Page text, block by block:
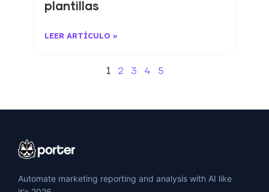
plantillas
LEER ARTÍCULO »
1 2 3 4 5
Automate marketing reporting and analysis with AI like